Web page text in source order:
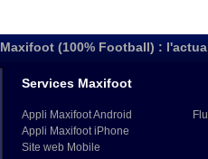
Maxifoot (100% Football) :
Services Maxifoot
Appli Maxifoot Android
Appli Maxifoot iPhone
Site web Mobile